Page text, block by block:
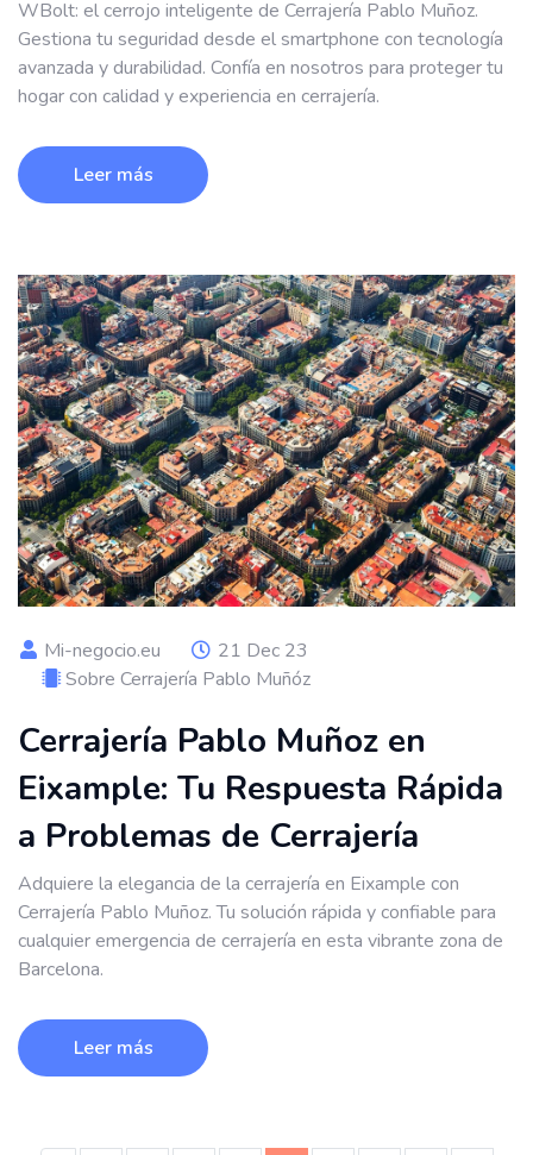
WBolt: el cerrojo inteligente de Cerrajería Pablo Muñoz.
Gestiona tu seguridad desde el smartphone con tecnología
avanzada y durabilidad. Confía en nosotros para proteger tu
hogar con calidad y experiencia en cerrajería.
Leer más
Mi-negocio.eu
21 Dec 23
Sobre Cerrajería Pablo Muñóz
Cerrajería Pablo Muñoz en
Eixample: Tu Respuesta Rápida
a Problemas de Cerrajería
Adquiere la elegancia de la cerrajería en Eixample con
Cerrajería Pablo Muñoz. Tu solución rápida y confiable para
cualquier emergencia de cerrajería en esta vibrante zona de
Barcelona.
Leer más